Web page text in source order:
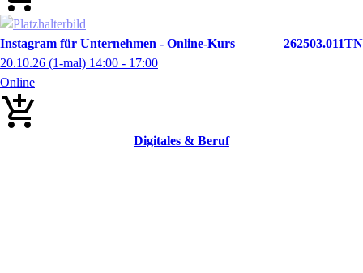
Instagram für Unternehmen - Online-Kurs
262503.011TN
20.10.26 (1-mal) 14:00 - 17:00
Online
Digitales & Beruf